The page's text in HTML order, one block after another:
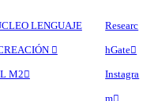
LENGUAJE
︎︎︎
M2︎︎︎
Researc
hGate︎︎︎
Instagra
m︎︎︎